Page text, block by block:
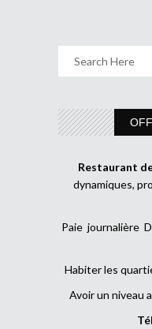
Restaurant
dynamiques,
Paie journalière
Habiter les
Avoir un niveau